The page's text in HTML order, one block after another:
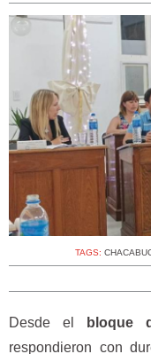
TAGS:
Desde el
bloque
respondieron con